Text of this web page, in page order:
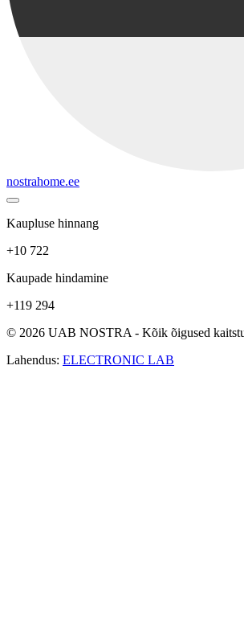
nostrahome.ee
Kaupluse hinnang
+10 722
Kaupade hindamine
+119 294
© 2026 UAB NOSTRA - Kõik õigused
Lahendus: ELECTRONIC LAB